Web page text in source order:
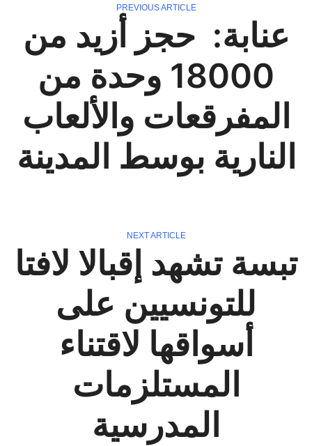
PREVIOUS ARTICLE
عنابة: حجز أزيد من
18000 وحدة من
المفرقعات والألعاب
النارية بوسط المدينة
NEXT ARTICLE
تبسة تشهد إقبالا لافتا
للتونسيين على
أسواقها لاقتناء
المستلزمات
المدرسية